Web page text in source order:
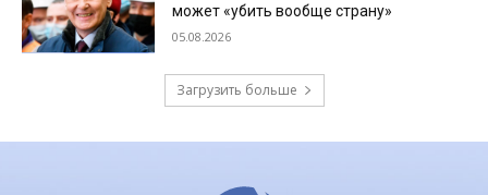
может «убить вообще страну»
05.08.2026
Загрузить больше